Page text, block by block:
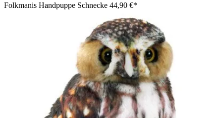
Folkmanis Handpuppe Schnecke 44,90 €*